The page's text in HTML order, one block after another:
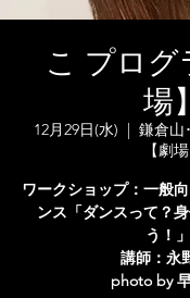
こ プロ
場】
12月29日(水)
  |
鎌倉山
【劇場
ワークショップ：一般
ンス「ダンスって？
う！
講師：永
photo by